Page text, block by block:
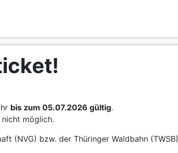
bis zum 05.07.2026 gültig.
möglich.
(NVG) bzw. der Thüringer Waldbahn (TWSB)